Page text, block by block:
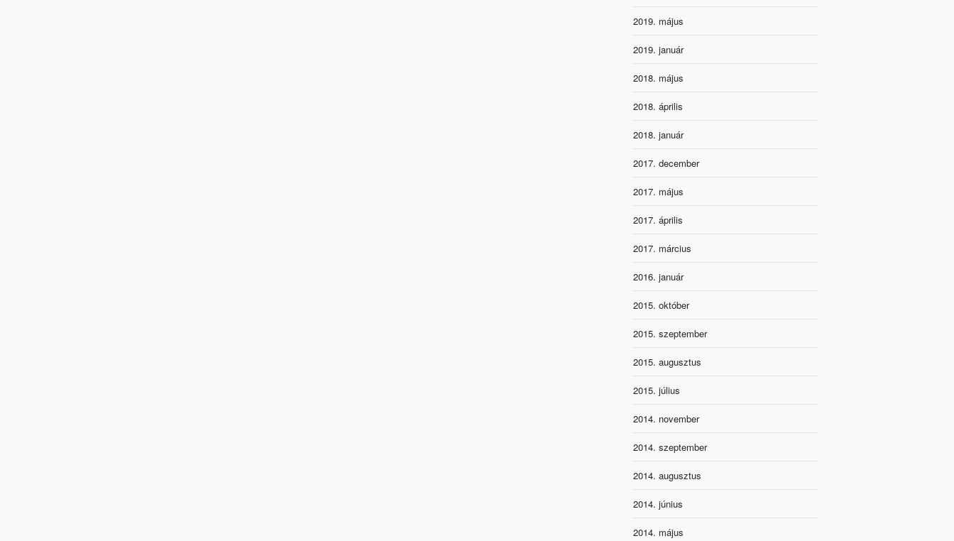
2019. május
2019. január
2018. május
2018. április
2018. január
2017. december
2017. május
2017. április
2017. március
2016. január
2015. október
2015. szeptember
2015. augusztus
2015. július
2014. november
2014. szeptember
2014. augusztus
2014. június
2014. május